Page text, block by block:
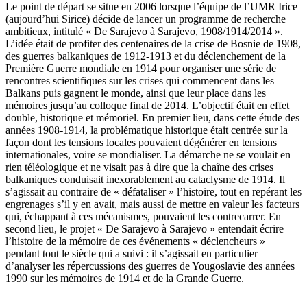
Le point de départ se situe en 2006 lorsque l’équipe de l’UMR Irice
(aujourd’hui Sirice) décide de lancer un programme de recherche
ambitieux, intitulé « De Sarajevo à Sarajevo, 1908/1914/2014 ».
L’idée était de profiter des centenaires de la crise de Bosnie de 1908,
des guerres balkaniques de 1912-1913 et du déclenchement de la
Première Guerre mondiale en 1914 pour organiser une série de
rencontres scientifiques sur les crises qui commencent dans les
Balkans puis gagnent le monde, ainsi que leur place dans les
mémoires jusqu’au colloque final de 2014. L’objectif était en effet
double, historique et mémoriel. En premier lieu, dans cette étude des
années 1908-1914, la problématique historique était centrée sur la
façon dont les tensions locales pouvaient dégénérer en tensions
internationales, voire se mondialiser. La démarche ne se voulait en
rien téléologique et ne visait pas à dire que la chaîne des crises
balkaniques conduisait inexorablement au cataclysme de 1914. Il
s’agissait au contraire de « défataliser » l’histoire, tout en repérant les
engrenages s’il y en avait, mais aussi de mettre en valeur les facteurs
qui, échappant à ces mécanismes, pouvaient les contrecarrer. En
second lieu, le projet « De Sarajevo à Sarajevo » entendait écrire
l’histoire de la mémoire de ces événements « déclencheurs »
pendant tout le siècle qui a suivi : il s’agissait en particulier
d’analyser les répercussions des guerres de Yougoslavie des années
1990 sur les mémoires de 1914 et de la Grande Guerre.